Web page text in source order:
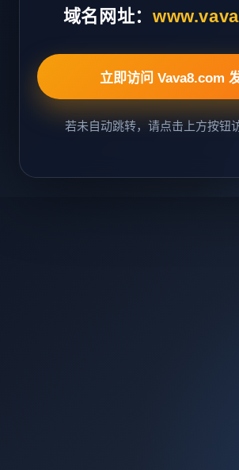
域名网址：
立即访问 Vava8.com
若未自动跳转，请点击上方按钮